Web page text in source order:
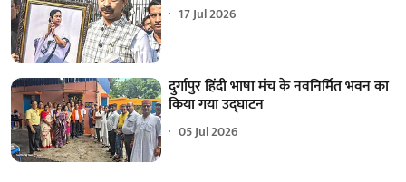
17 Jul 2026
दुर्गापुर हिंदी भाषा मंच के नवनिर्मित भवन का
किया गया उद्घाटन
05 Jul 2026